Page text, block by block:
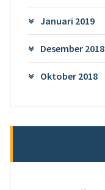
Januari 2019
Desember 2018
Oktober 2018